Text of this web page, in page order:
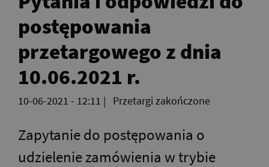
postępowania
przetargowego z dnia
10.06.2021 r.
10-06-2021 - 12:11 | Przetargi zakończone
Zapytanie do postępowania o
udzielenie zamówienia w trybie